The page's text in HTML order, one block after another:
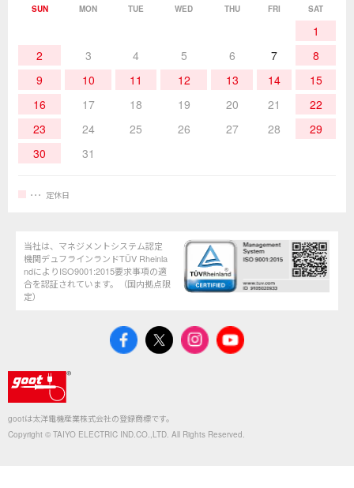
SUN MON TUE WED THU FRI SAT
1
2
3 4 5 6 7
8
9
10 11 12 13 14
15
16
17 18 19 20 21
22
23
24 25 26 27 28
29
30
31
定休日
当社は、マネジメントシステム認定
機関デュフラインランドTÜV Rheinla
ndによりISO9001:2015要求事項の適
合を認証されています。（国内拠点限
定）
gootは太洋電機産業株式会社の登録商標です。
Copyright © TAIYO ELECTRIC IND.CO.,LTD. All Rights Reserved.